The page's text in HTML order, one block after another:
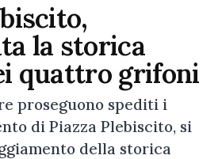
la storica
quattro grifoni
proseguono spediti i
di Piazza Plebiscito, si
della storica